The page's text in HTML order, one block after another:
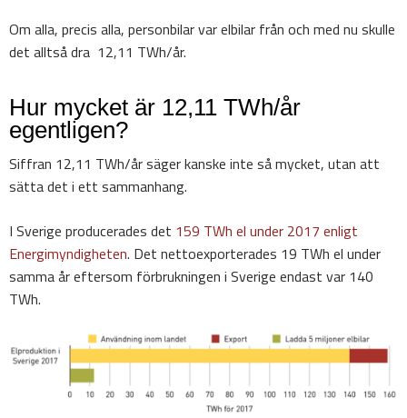
Om alla, precis alla, personbilar var elbilar från och med nu skulle
det alltså dra 12,11 TWh/år.
Hur mycket är 12,11 TWh/år
egentligen?
Siffran 12,11 TWh/år säger kanske inte så mycket, utan att
sätta det i ett sammanhang.
I Sverige producerades det 159 TWh el under 2017 enligt
Energimyndigheten. Det nettoexporterades 19 TWh el under
samma år eftersom förbrukningen i Sverige endast var 140
TWh.